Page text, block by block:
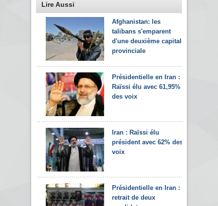
Lire Aussi
Afghanistan: les
talibans s'emparent
d'une deuxième capitale
provinciale
Présidentielle en Iran :
Raïssi élu avec 61,95%
des voix
Iran : Raïssi élu
président avec 62% des
voix
Présidentielle en Iran :
retrait de deux